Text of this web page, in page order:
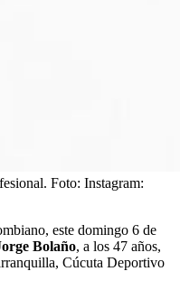
Foto: Instagram:
este domingo 6 de
Bolaño, a los 47 años,
Cúcuta Deportivo